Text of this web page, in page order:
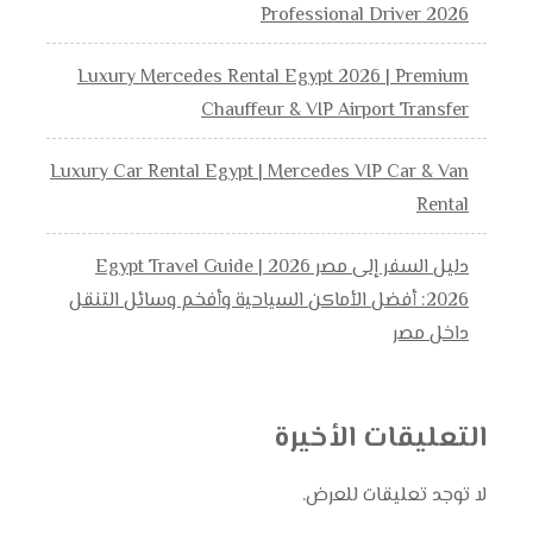
Professional Driver 2026
Luxury Mercedes Rental Egypt 2026 | Premium
Chauffeur & VIP Airport Transfer
Luxury Car Rental Egypt | Mercedes VIP Car & Van
Rental
دليل السفر إلى مصر 2026 | Egypt Travel Guide
2026: أفضل الأماكن السياحية وأفخم وسائل التنقل
داخل مصر
التعليقات الأخيرة
لا توجد تعليقات للعرض.